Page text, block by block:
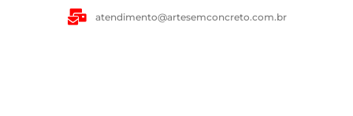
atendimento@artesemconcreto.com.br